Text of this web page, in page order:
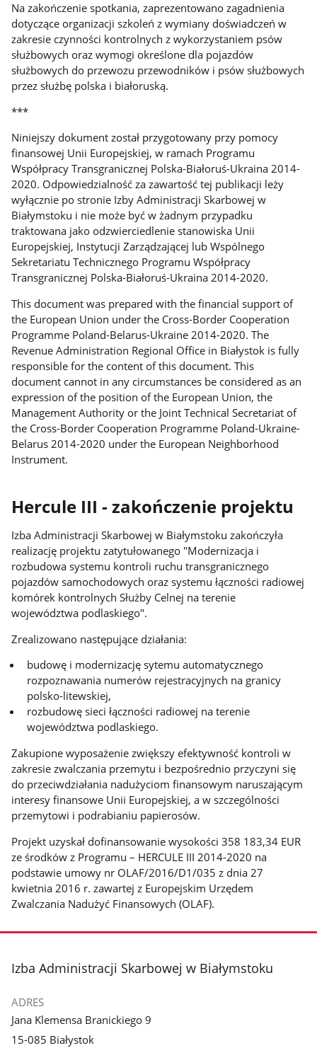
Na zakończenie spotkania, zaprezentowano zagadnienia
dotyczące organizacji szkoleń z wymiany doświadczeń w
zakresie czynności kontrolnych z wykorzystaniem psów
służbowych oraz wymogi określone dla pojazdów
służbowych do przewozu przewodników i psów służbowych
przez służbę polska i białoruską.
***
Niniejszy dokument został przygotowany przy pomocy
finansowej Unii Europejskiej, w ramach Programu
Współpracy Transgranicznej Polska-Białoruś-Ukraina 2014-
2020. Odpowiedzialność za zawartość tej publikacji leży
wyłącznie po stronie Izby Administracji Skarbowej w
Białymstoku i nie może być w żadnym przypadku
traktowana jako odzwierciedlenie stanowiska Unii
Europejskiej, Instytucji Zarządzającej lub Wspólnego
Sekretariatu Technicznego Programu Współpracy
Transgranicznej Polska-Białoruś-Ukraina 2014-2020.
This document was prepared with the financial support of
the European Union under the Cross-Border Cooperation
Programme Poland-Belarus-Ukraine 2014-2020. The
Revenue Administration Regional Office in Białystok is fully
responsible for the content of this document. This
document cannot in any circumstances be considered as an
expression of the position of the European Union, the
Management Authority or the Joint Technical Secretariat of
the Cross-Border Cooperation Programme Poland-Ukraine-
Belarus 2014-2020 under the European Neighborhood
Instrument.
Hercule III - zakończenie projektu
Izba Administracji Skarbowej w Białymstoku zakończyła
realizację projektu zatytułowanego "Modernizacja i
rozbudowa systemu kontroli ruchu transgranicznego
pojazdów samochodowych oraz systemu łączności radiowej
komórek kontrolnych Służby Celnej na terenie
województwa podlaskiego".
Zrealizowano następujące działania:
budowę i modernizację sytemu automatycznego
rozpoznawania numerów rejestracyjnych na granicy
polsko-litewskiej,
rozbudowę sieci łączności radiowej na terenie
województwa podlaskiego.
Zakupione wyposażenie zwiększy efektywność kontroli w
zakresie zwalczania przemytu i bezpośrednio przyczyni się
do przeciwdziałania nadużyciom finansowym naruszającym
interesy finansowe Unii Europejskiej, a w szczególności
przemytowi i podrabianiu papierosów.
Projekt uzyskał dofinansowanie wysokości 358 183,34 EUR
ze środków z Programu – HERCULE III 2014-2020 na
podstawie umowy nr OLAF/2016/D1/035 z dnia 27
kwietnia 2016 r. zawartej z Europejskim Urzędem
Zwalczania Nadużyć Finansowych (OLAF).
stopka
Izba Administracji Skarbowej w Białymstoku
ADRES
Jana Klemensa Branickiego 9
15-085 Białystok